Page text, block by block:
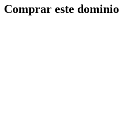
Comprar este dominio